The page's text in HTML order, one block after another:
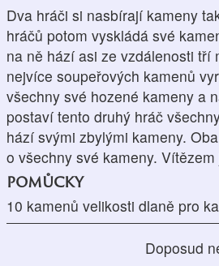
Dva hráči si nasbírají kameny
hráčů potom vyskládá své
na ně hází asi ze vzdálenosti
nejvíce soupeřových kamenů
všechny své hozené kameny a
postaví tento druhý hráč
hází svými zbylými kameny.
o všechny své kameny.
pomůcky
10 kamenů velikosti dlaně pro
Doposud